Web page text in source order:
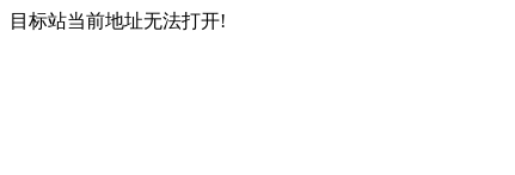
目标站当前地址无法打开!